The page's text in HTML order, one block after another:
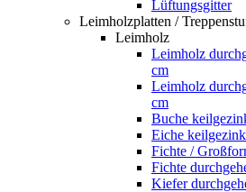
Lüftungsgitter
Leimholzplatten /
Leimholz
Leimholz
cm
Leimholz
cm
Buche
Eiche
Fichte /
Fichte
Kiefer